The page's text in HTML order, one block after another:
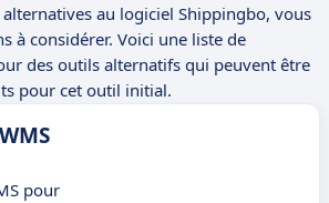
alternatives au logiciel Shippingbo, vous
à considérer. Voici une liste de
des outils alternatifs qui peuvent être
pour cet outil initial.
pour